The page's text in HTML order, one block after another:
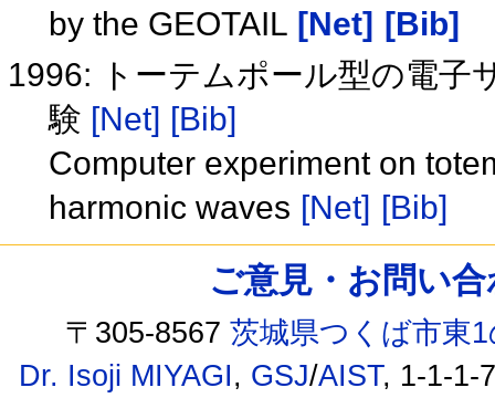
by the GEOTAIL [Net]
[Bib]
1996: トーテムポール型の電子
験 [Net] [Bib]
Computer experiment on
harmonic waves [Net] [Bib]
ご意見・お問い
〒305-8567茨城県つくば市東
Dr. Isoji MIYAGI, GSJ/AIST, 1-1-1-